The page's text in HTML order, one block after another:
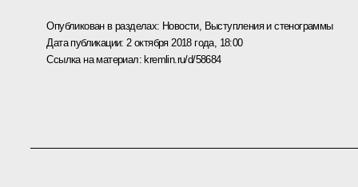
Опубликован в разделах: Новости, Выступления и стенограммы
Дата публикации: 2 октября 2018 года, 18:00
Ссылка на материал: kremlin.ru/d/58684